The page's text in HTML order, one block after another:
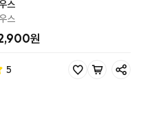
스
스
원
5